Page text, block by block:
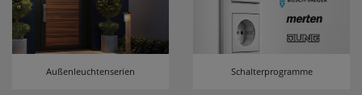
Außenleuchtenserien Schalterprogramme